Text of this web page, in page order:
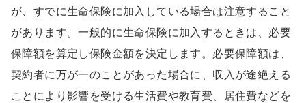
が、すでに生命保険に加入している場合は注意すること
があります。一般的に生命保険に加入するときは、必要
保障額を算定し保険金額を決定します。必要保障額は、
契約者に万が一のことがあった場合に、収入が途絶える
ことにより影響を受ける生活費や教育費、居住費などを